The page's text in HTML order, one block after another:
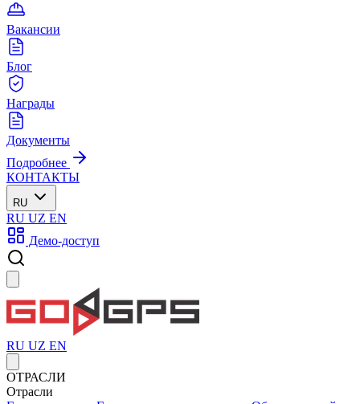
Вакансии
Блог
Награды
Документы
Подробнее
КОНТАКТЫ
RU
RU UZ EN
Демо-доступ
RU UZ EN
ОТРАСЛИ
Отрасли